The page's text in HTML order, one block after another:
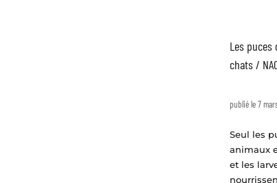
Les puces
chats /
publié le 7
Seul les
animaux
et les